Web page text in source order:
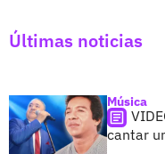
Últimas noticias
Música
cantar